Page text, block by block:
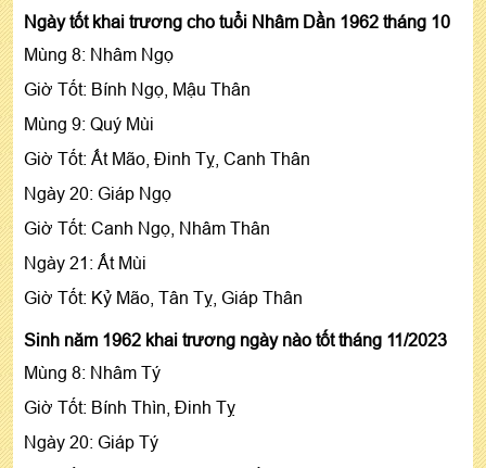
Ngày tốt khai trương cho tuổi Nhâm Dần 1962 tháng 10
Mùng 8: Nhâm Ngọ
Giờ Tốt: Bính Ngọ, Mậu Thân
Mùng 9: Quý Mùi
Giờ Tốt: Ất Mão, Đinh Tỵ, Canh Thân
Ngày 20: Giáp Ngọ
Giờ Tốt: Canh Ngọ, Nhâm Thân
Ngày 21: Ất Mùi
Giờ Tốt: Kỷ Mão, Tân Tỵ, Giáp Thân
Sinh năm 1962 khai trương ngày nào tốt tháng 11/2023
Mùng 8: Nhâm Tý
Giờ Tốt: Bính Thìn, Đinh Tỵ
Ngày 20: Giáp Tý